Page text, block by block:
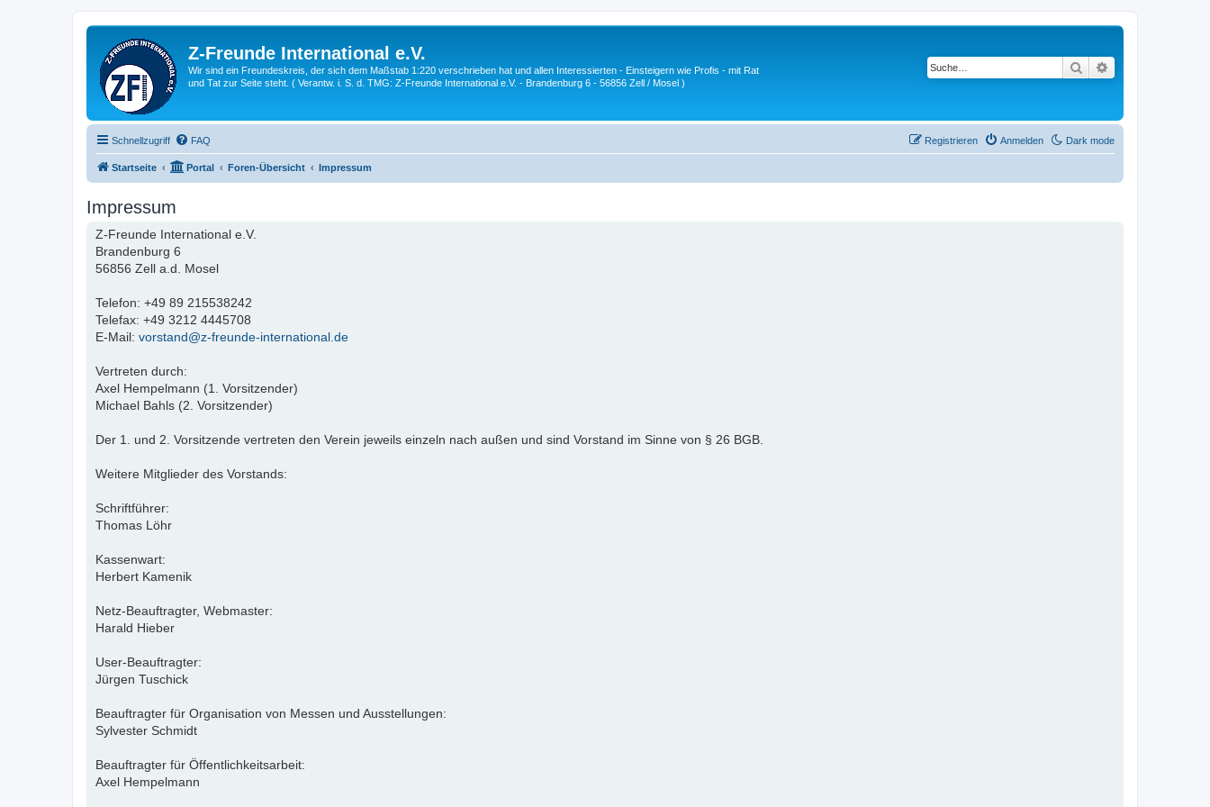
Z-Freunde International e.V.
Wir sind ein Freundeskreis, der sich dem Maßstab 1:220 verschrieben hat und allen Interessierten - Einsteigern wie Profis - mit Rat
und Tat zur Seite steht. ( Verantw. i. S. d. TMG: Z-Freunde International e.V. - Brandenburg 6 - 56856 Zell / Mosel )
Suche
Schnellzugriff Dark mode
FAQ Anmelden
Registrieren
Startseite Portal Foren-Übersicht Impressum
Impressum
Z-Freunde International e.V.
Brandenburg 6
56856 Zell a.d. Mosel
Telefon: +49 89 215538242
Telefax: +49 3212 4445708
E-Mail: vorstand@z-freunde-international.de
Vertreten durch:
Axel Hempelmann (1. Vorsitzender)
Michael Bahls (2. Vorsitzender)
Der 1. und 2. Vorsitzende vertreten den Verein jeweils einzeln nach außen und sind Vorstand im Sinne von § 26 BGB.
Weitere Mitglieder des Vorstands:
Schriftführer:
Thomas Löhr
Kassenwart:
Herbert Kamenik
Netz-Beauftragter, Webmaster:
Harald Hieber
User-Beauftragter:
Jürgen Tuschick
Beauftragter für Organisation von Messen und Ausstellungen:
Sylvester Schmidt
Beauftragter für Öffentlichkeitsarbeit:
Axel Hempelmann